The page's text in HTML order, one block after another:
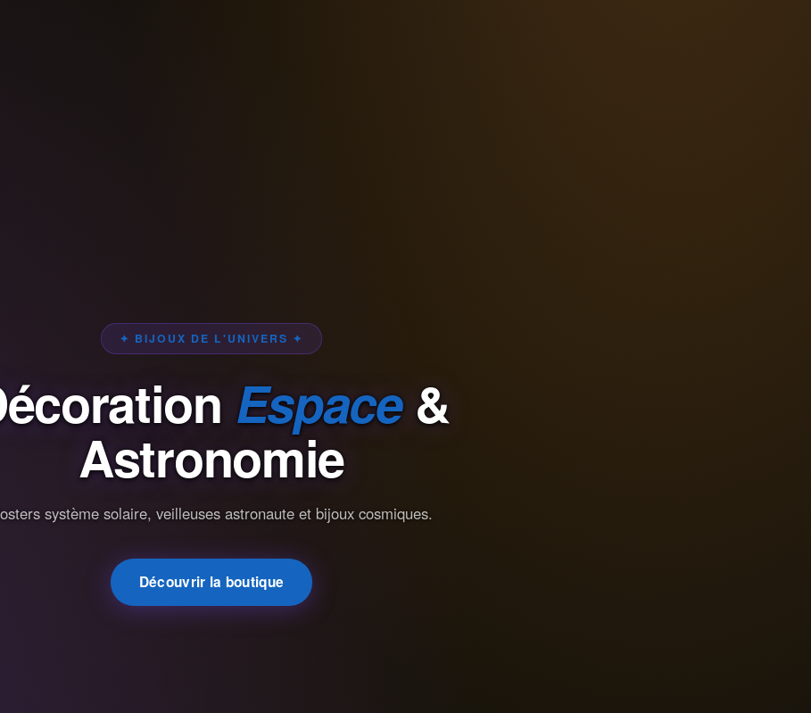
✦ BIJOUX DE L'UNIVERS ✦
Espace&
Astronomie
système solaire, veilleuses astronaute et bijoux cosmiques.
Découvrir la boutique